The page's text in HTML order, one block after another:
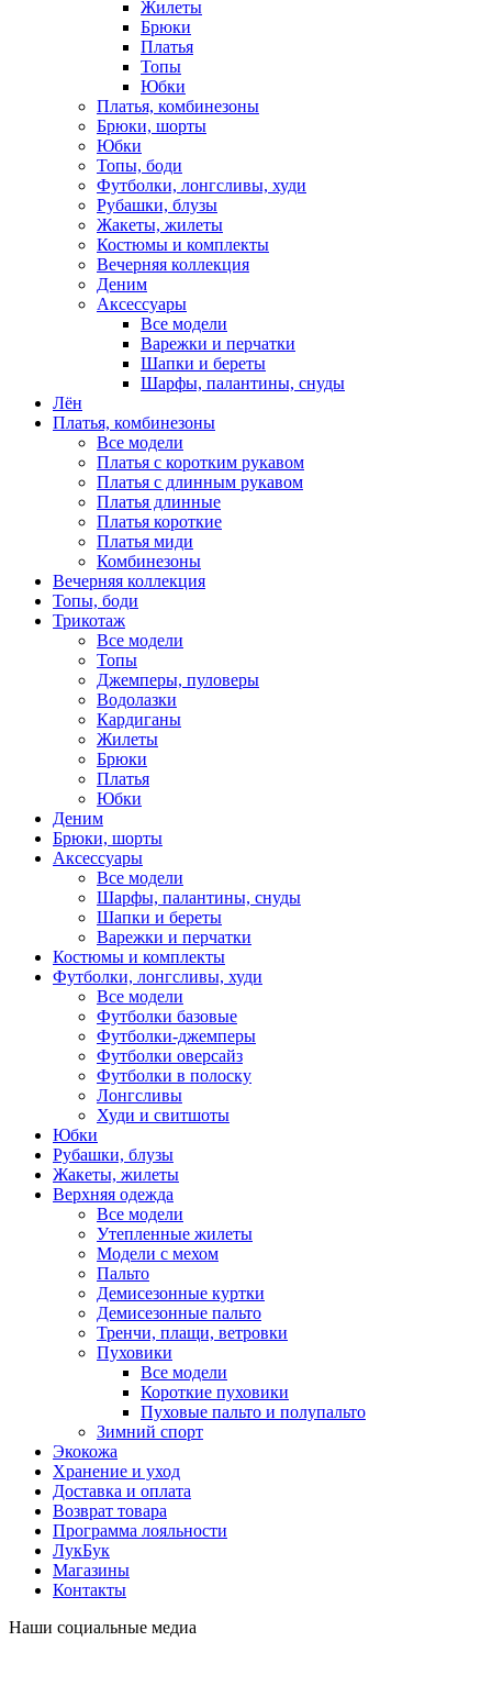
Жилеты
Брюки
Платья
Топы
Юбки
Платья, комбинезоны
Брюки, шорты
Юбки
Топы, боди
Футболки, лонгсливы, худи
Рубашки, блузы
Жакеты, жилеты
Костюмы и комплекты
Вечерняя коллекция
Деним
Аксессуары
Все модели
Варежки и перчатки
Шапки и береты
Шарфы, палантины, снуды
Лён
Платья, комбинезоны
Все модели
Платья с коротким рукавом
Платья с длинным рукавом
Платья длинные
Платья короткие
Платья миди
Комбинезоны
Вечерняя коллекция
Топы, боди
Трикотаж
Все модели
Топы
Джемперы, пуловеры
Водолазки
Кардиганы
Жилеты
Брюки
Платья
Юбки
Деним
Брюки, шорты
Аксессуары
Все модели
Шарфы, палантины, снуды
Шапки и береты
Варежки и перчатки
Костюмы и комплекты
Футболки, лонгсливы, худи
Все модели
Футболки базовые
Футболки-джемперы
Футболки оверсайз
Футболки в полоску
Лонгсливы
Худи и свитшоты
Юбки
Рубашки, блузы
Жакеты, жилеты
Верхняя одежда
Все модели
Утепленные жилеты
Модели с мехом
Пальто
Демисезонные куртки
Демисезонные пальто
Тренчи, плащи, ветровки
Пуховики
Все модели
Короткие пуховики
Пуховые пальто и полупальто
Зимний спорт
Экокожа
Хранение и уход
Доставка и оплата
Возврат товара
Программа лояльности
ЛукБук
Магазины
Контакты
Наши социальные медиа